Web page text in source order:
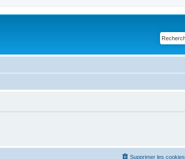
Supprimer les cookies